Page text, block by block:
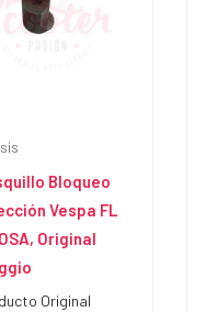
sabe que cada
cuenta. Las Vespa y
Bloqueo
Vespa FL
Original
Original